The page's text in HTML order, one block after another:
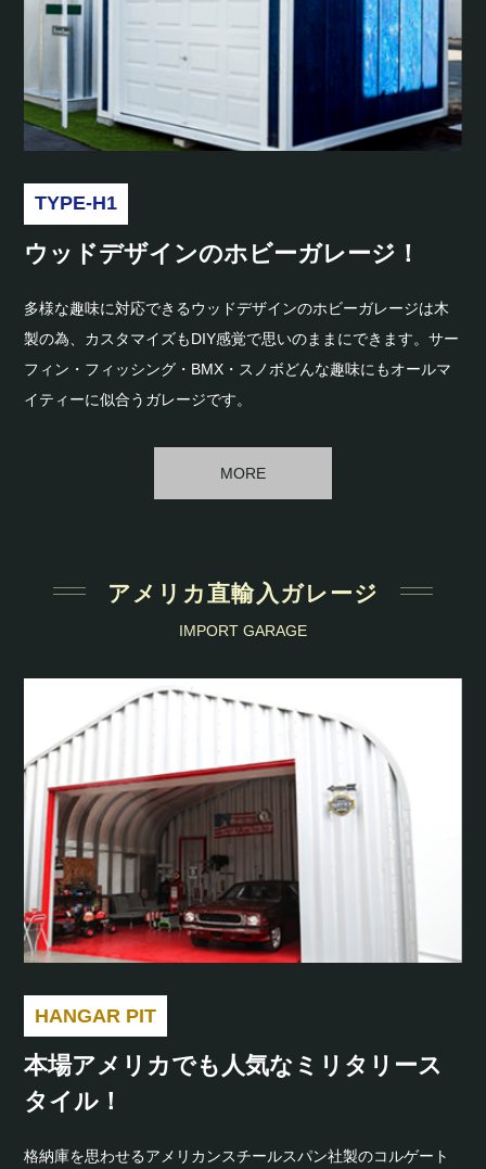
TYPE-H1
ウッドデザインのホビーガレージ！
多様な趣味に対応できるウッドデザインのホビーガレージは木
製の為、カスタマイズもDIY感覚で思いのままにできます。サー
フィン・フィッシング・BMX・スノボどんな趣味にもオールマ
イティーに似合うガレージです。
MORE
アメリカ直輸入ガレージ
IMPORT GARAGE
HANGAR PIT
本場アメリカでも人気な ミリタリース
タイル！
格納庫を思わせるアメリカンスチールスパン社製のコルゲート